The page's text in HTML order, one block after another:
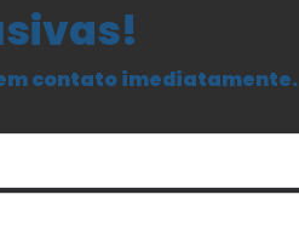
contato imediatamente.